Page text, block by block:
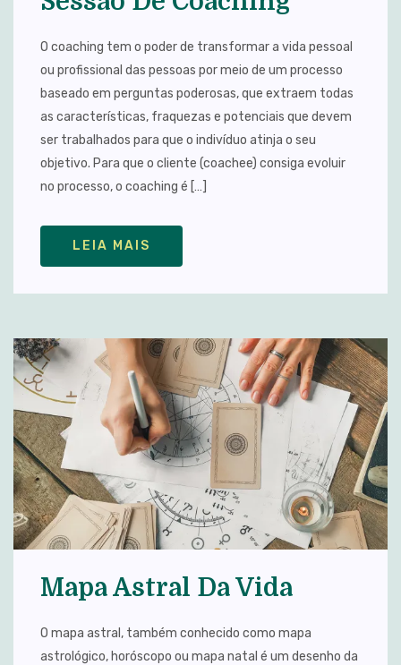
O coaching tem o poder de transformar a vida pessoal
ou profissional das pessoas por meio de um processo
baseado em perguntas poderosas, que extraem todas
as características, fraquezas e potenciais que devem
ser trabalhados para que o indivíduo atinja o seu
objetivo. Para que o cliente (coachee) consiga evoluir
no processo, o coaching é […]
LEIA MAIS
Mapa Astral Da Vida
O mapa astral, também conhecido como mapa
astrológico, horóscopo ou mapa natal é um desenho da